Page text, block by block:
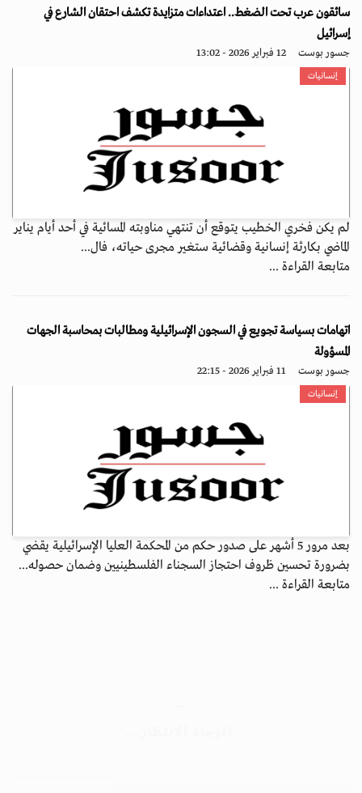
سائقون عرب تحت الضغط.. اعتداءات متزايدة تكشف احتقان الشارع في
إسرائيل
جسور بوست 12 فبراير 2026 - 13:02
إنسانيات
لم يكن فخري الخطيب يتوقع أن تنتهي مناوبته المسائية في أحد أيام يناير
الماضي بكارثة إنسانية وقضائية ستغير مجرى حياته، فال...
متابعة القراءة ...
اتهامات بسياسة تجويع في السجون الإسرائيلية ومطالبات بمحاسبة الجهات
المسؤولة
جسور بوست 11 فبراير 2026 - 22:15
إنسانيات
بعد مرور 5 أشهر على صدور حكم من المحكمة العليا الإسرائيلية يقضي
بضرورة تحسين ظروف احتجاز السجناء الفلسطينيين وضمان حصوله...
متابعة القراءة ...